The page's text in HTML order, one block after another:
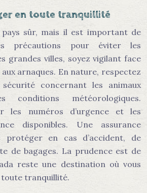
en toute tranquillité
sûr, mais il est important de
précautions pour éviter les
grandes villes, soyez vigilant face
arnaques. En nature, respectez
concernant les animaux
conditions météorologiques.
les numéros d’urgence et les
disponibles. Une assurance
protéger en cas d’accident, de
de bagages. La prudence est de
reste une destination où vous
toute tranquillité.